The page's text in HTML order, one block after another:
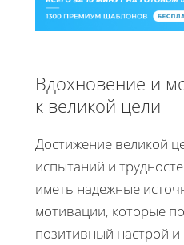
Вдохновение и
к великой цели
Достижение великой
испытаний и
иметь надежные
мотивации, которые
позитивный настрой и